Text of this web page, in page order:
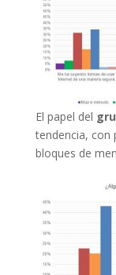
El papel del
tendencia, con
bloques de